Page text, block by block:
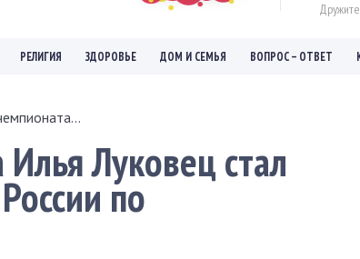
РЕЛИГИЯ ЗДОРОВЬЕ ДОМ И СЕМЬЯ ВОПРОС – ОТВЕТ
Луковец стал
по